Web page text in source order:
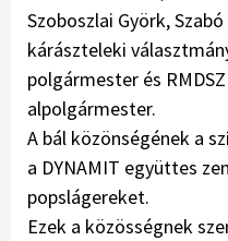
Szoboszlai Györk,
kárászteleki
polgármester és
alpolgármester.
A bál közönségének a
a DYNAMIT együttes
popslágereket.
Ezek a közösségnek